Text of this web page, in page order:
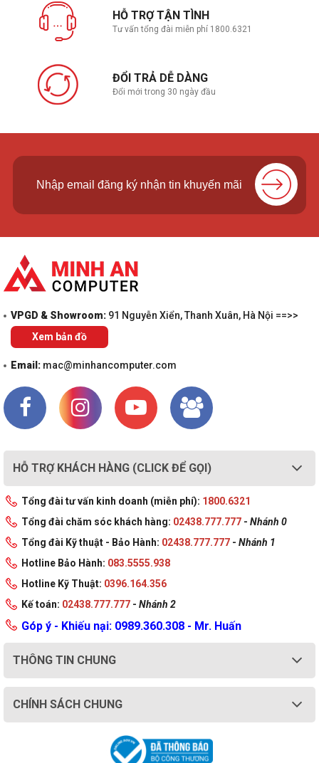
HỖ TRỢ TẬN TÌNH
Tư vấn tổng đài miễn phí 1800.6321
ĐỔI TRẢ DỄ DÀNG
Đổi mới trong 30 ngày đầu
VPGD & Showroom: 91 Nguyễn Xiển, Thanh Xuân, Hà Nội ==>>
Xem bản đồ
Email: mac@minhancomputer.com
HỖ TRỢ KHÁCH HÀNG (CLICK ĐỂ GỌI)
Tổng đài tư vấn kinh doanh (miễn phí): 1800.6321
Tổng đài chăm sóc khách hàng: 02438.777.777 - Nhánh 0
Tổng đài Kỹ thuật - Bảo Hành: 02438.777.777 - Nhánh 1
Hotline Bảo Hành: 083.5555.938
Hotline Kỹ Thuật: 0396.164.356
Kế toán: 02438.777.777 - Nhánh 2
Góp ý - Khiếu nại: 0989.360.308 - Mr. Huấn
THÔNG TIN CHUNG
CHÍNH SÁCH CHUNG